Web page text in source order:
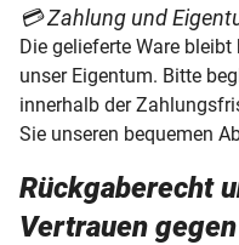
💳 Zahlung und
Die gelieferte Ware
unser Eigentum. Bitte
innerhalb der
Sie unseren bequemen
Rückgaberecht
Vertrauen